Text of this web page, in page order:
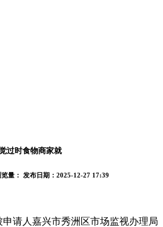
过时食物商家就
量： 发布日期：2025-12-27 17:39
人嘉兴市秀洲区市场监视办理局